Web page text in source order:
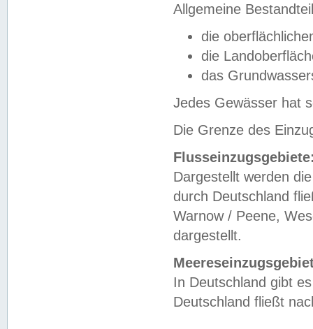
Allgemeine
die
die
das
Jedes Gewässer hat
Die Grenze des
Dargestellt werden
durch Deutschland
Warnow / Peene,
dargestellt.
In Deutschland gibt
Deutschland fließt